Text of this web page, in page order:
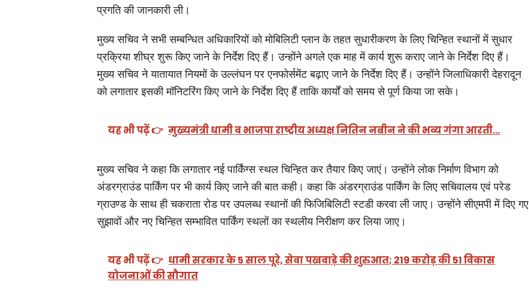
प्रगति की जानकारी ली।
मुख्य सचिव ने सभी सम्बन्धित अधिकारियों को मोबिलिटी प्लान के तहत सुधारीकरण के लिए चिन्हित स्थानों में सुधार
प्रक्रिया शीघ्र शुरू किए जाने के निर्देश दिए हैं। उन्होंने अगले एक माह में कार्य शुरू कराए जाने के निर्देश दिए हैं।
मुख्य सचिव ने यातायात नियमों के उल्लंघन पर एनफोर्समेंट बढ़ाए जाने के निर्देश दिए हैं। उन्होंने जिलाधिकारी देहरादून
को लगातार इसकी मॉनिटरिंग किए जाने के निर्देश दिए हैं ताकि कार्यों को समय से पूर्ण किया जा सके।
यह भी पढ़ें 👉 मुख्यमंत्री धामी व भाजपा राष्ट्रीय अध्यक्ष नितिन नबीन ने की भव्य गंगा आरती…
मुख्य सचिव ने कहा कि लगातार नई पार्किंग्स स्थल चिन्हित कर तैयार किए जाएं। उन्होंने लोक निर्माण विभाग को
अंडरग्राउंड पार्किंग पर भी कार्य किए जाने की बात कही। कहा कि अंडरग्राउंड पार्किंग के लिए सचिवालय एवं परेड
ग्राउण्ड के साथ ही चकराता रोड पर उपलब्ध स्थानों की फिजिबिलिटी स्टडी करवा ली जाए। उन्होंने सीएमपी में दिए गए
सुझावों और नए चिन्हित सम्भावित पार्किंग स्थलों का स्थलीय निरीक्षण कर लिया जाए।
यह भी पढ़ें 👉 धामी सरकार के 5 साल पूरे, सेवा पखवाड़े की शुरुआत; 219 करोड़ की 51 विकास
योजनाओं की सौगात